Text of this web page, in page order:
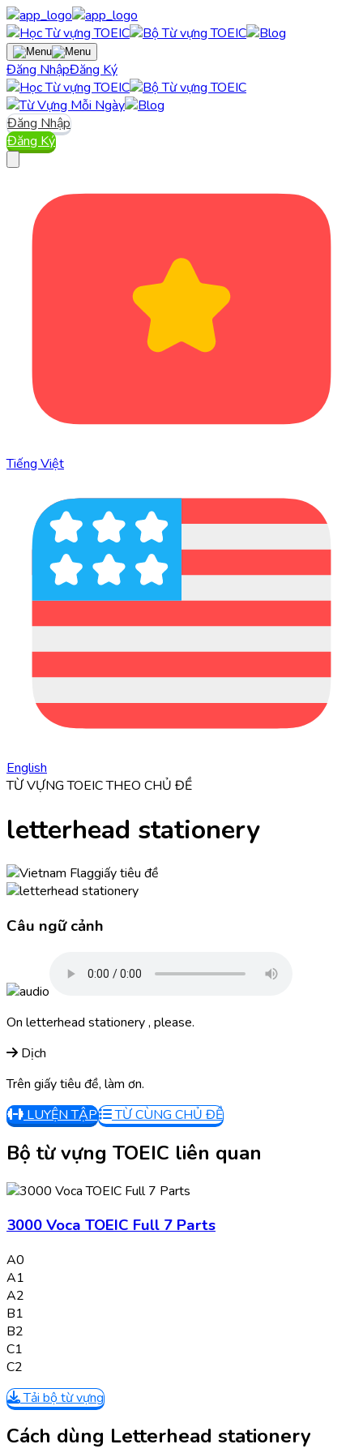
Đăng NhậpĐăng Ký
Đăng Nhập
Đăng Ký
Tiếng Việt
English
TỪ VỰNG TOEIC THEO CHỦ ĐỀ
letterhead stationery
giấy tiêu đề
Câu ngữ cảnh
On letterhead stationery, please.
Dịch
Trên giấy tiêu đề, làm ơn.
LUYỆN TẬP
TỪ CÙNG CHỦ ĐỀ
Bộ từ vựng TOEIC liên quan
3000 Voca TOEIC Full 7 Parts
A0
A1
A2
B1
B2
C1
C2
Tải bộ từ vựng
Cách dùng Letterhead stationery